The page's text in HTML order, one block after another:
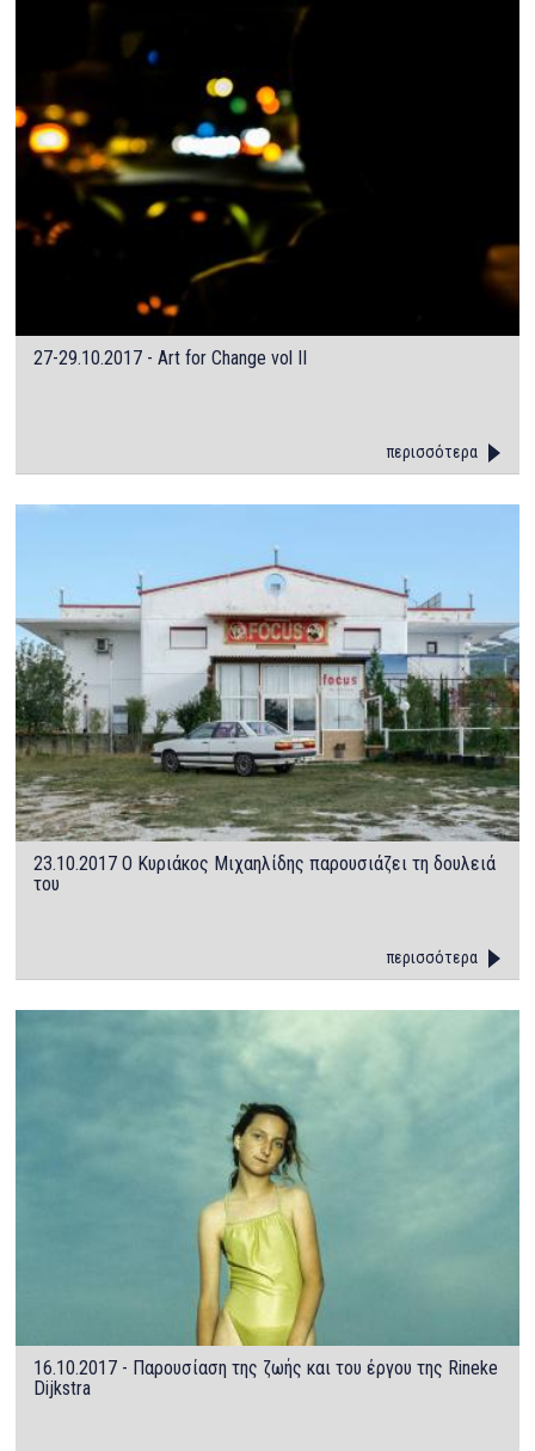
27-29.10.2017 - Art for Change vol II
περισσότερα
23.10.2017 Ο Κυριάκος Μιχαηλίδης παρουσιάζει τη δουλειά
του
περισσότερα
16.10.2017 - Παρουσίαση της ζωής και του έργου της Rineke
Dijkstra